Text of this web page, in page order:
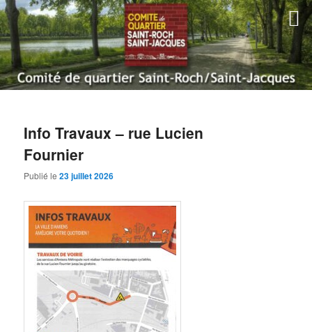
Aller
au
contenu
principal
Aller
au
contenu
secondaireComité de quartier Saint-Roch
Saint-Jacques | Amiens
Info Travaux – rue Lucien
Fournier
Publié le23 juillet 2026